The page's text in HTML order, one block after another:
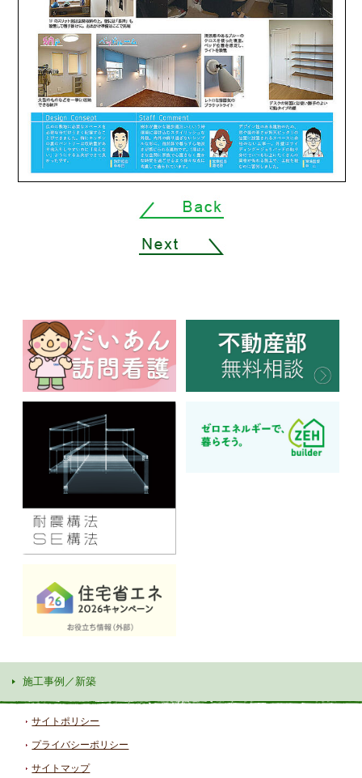
施工事例／新築
サイトポリシー
プライバシーポリシー
サイトマップ